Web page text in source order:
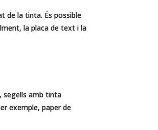
de la tinta. És possible
la placa de text i la
segells amb tinta
exemple, paper de